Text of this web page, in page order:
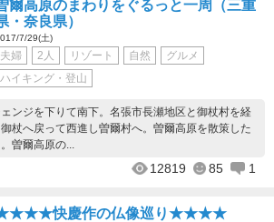
爾高原のまわりをぐるっと一周（三重
・奈良県）
7/29(土)
夫婦 2人 リゾート 自然
グルメ
ハイキング・登山
ンジを下りて南下。名張市長瀬地区と御杖村を経
杖へ戻って西進し曽爾村へ。曽爾高原を散策した
曽爾高原の...
12819 85 1
快慶作の仏像巡り★★★★